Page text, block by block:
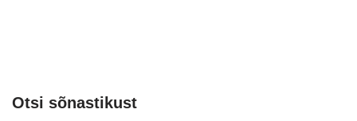
Otsi sõnastikust